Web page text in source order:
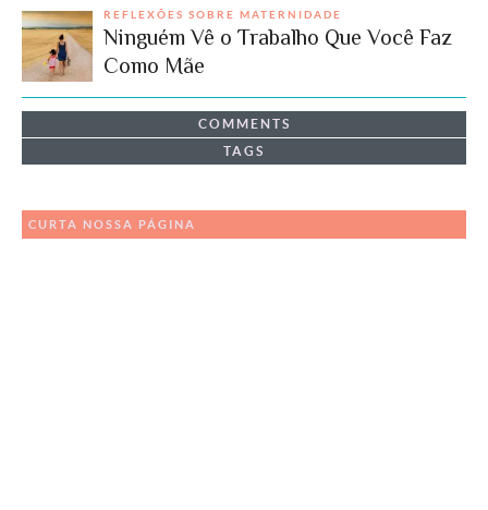
REFLEXÕES SOBRE MATERNIDADE
Ninguém Vê o Trabalho Que Você Faz
Como Mãe
COMMENTS
TAGS
CURTA NOSSA PÁGINA